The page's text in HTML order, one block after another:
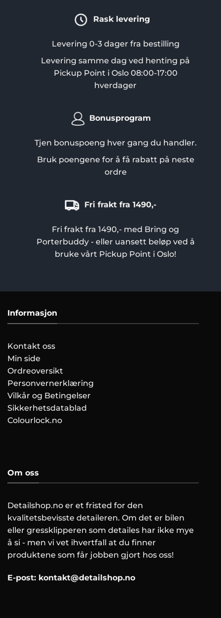
Rask levering
Levering 0-3 dager fra bestilling
Levering samme dag ved henting på
Pickup Point i Oslo 08:00-17:00
hverdager
Bonusprogram
Tjen bonuspoeng hver gang du handler.
Bruk poengene for å få rabatt på neste
ordre
Fri frakt fra 1490,-
Fri frakt fra 1490,- med Bring og
Porterbuddy - eller uansett beløp ved å
bruke vårt Pickup Point i Oslo!
Informasjon
Kontakt oss
Min side
Ordreoversikt
Personvernerklæring
Vilkår og Betingelser
Sikkerhetsdatablad
Colourlock.no
Om oss
Detailshop.no er et fristed for den
kvalitetsbevisste detaileren. Om det er bilen
eller gressklipperen som detailes har ikke mye
å si - men vi vet ihvertfall at du finner
produktene som får jobben gjort hos oss!
E-post: kontakt@detailshop.no